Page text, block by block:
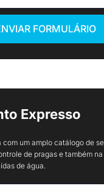
FORMULÁRIO
Expresso
com um amplo catálogo de
de pragas e também
de água.